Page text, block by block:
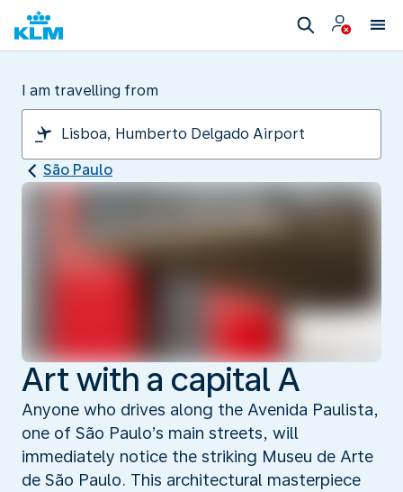
I am travelling from
São Paulo
Art with a capital A
Anyone who drives along the Avenida Paulista,
one of São Paulo’s main streets, will
immediately notice the striking Museu de Arte
de São Paulo. This architectural masterpiece